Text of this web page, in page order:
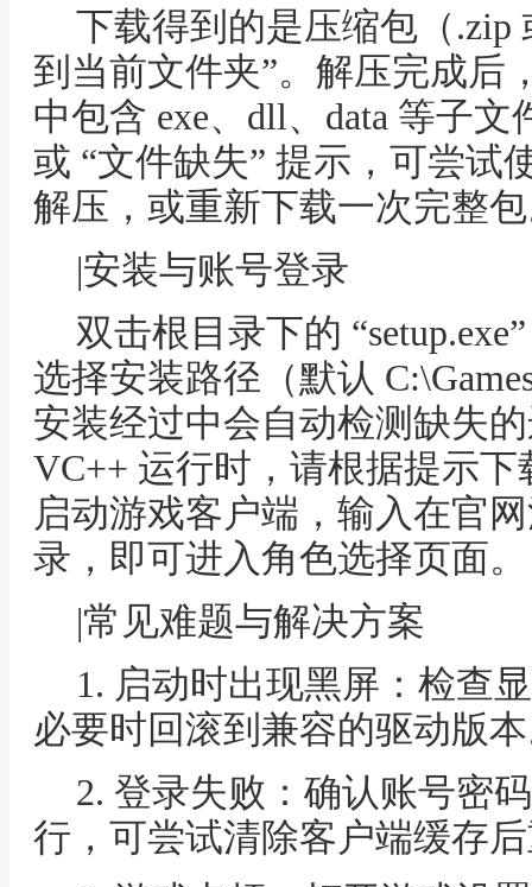
下载得到的是压缩包（.zip
到当前文件夹”。解压完成后
中包含 exe、dll、data 等子
或 “文件缺失” 提示，可尝试
解压，或重新下载一次完整
|安装与账号登录
双击根目录下的
选择安装路径（默认
安装经过中会自动检测缺失
VC++ 运行时，请根据提示
启动游戏客户端，输入在官
录，即可进入角色选择页面。
|常见难题与解决方案
1. 启动时出现黑屏：检查
必要时回滚到兼容的驱动版
2. 登录失败：确认账号密
行，可尝试清除客户端缓存